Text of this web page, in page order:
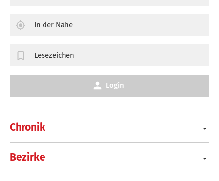
Chronik
Bezirke
In der Nähe
Lesezeichen
Login